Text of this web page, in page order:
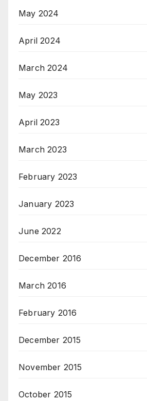
May 2024
April 2024
March 2024
May 2023
April 2023
March 2023
February 2023
January 2023
June 2022
December 2016
March 2016
February 2016
December 2015
November 2015
October 2015